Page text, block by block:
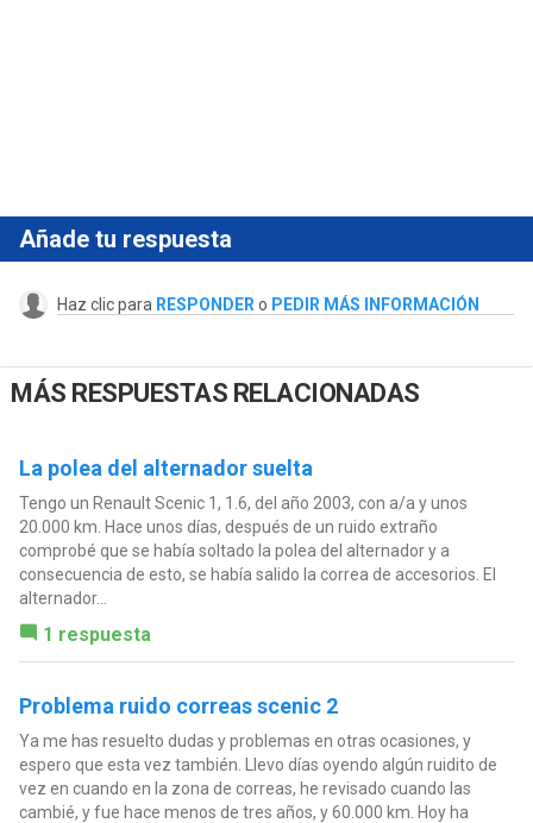
Añade tu respuesta
Haz clic para RESPONDER o PEDIR MÁS INFORMACIÓN
MÁS RESPUESTAS RELACIONADAS
La polea del alternador suelta
Tengo un Renault Scenic 1, 1.6, del año 2003, con a/a y unos
20.000 km. Hace unos días, después de un ruido extraño
comprobé que se había soltado la polea del alternador y a
consecuencia de esto, se había salido la correa de accesorios. El
alternador...
1 respuesta
Problema ruido correas scenic 2
Ya me has resuelto dudas y problemas en otras ocasiones, y
espero que esta vez también. Llevo días oyendo algún ruidito de
vez en cuando en la zona de correas, he revisado cuando las
cambié, y fue hace menos de tres años, y 60.000 km. Hoy ha